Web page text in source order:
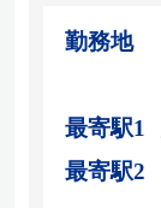
勤務地
最寄駅1
最寄駅2